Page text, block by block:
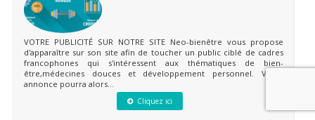
VOTRE PUBLICITÉ SUR NOTRE SITE Neo-bienêtre vous propose
d'apparaître sur son site afin de toucher un public ciblé de cadres
francophones qui s'intéressent aux thématiques de bien-
être,médecines douces et développement personnel. Votre
annonce pourra alors...
Cliquez ici